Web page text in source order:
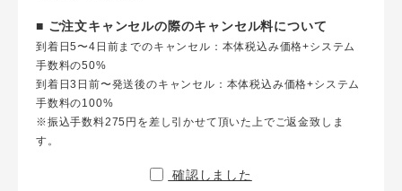
■ ご注文キャンセルの際のキャンセル料について
到着日5〜4日前までのキャンセル：本体税込み価格+システム
手数料の50%
到着日3日前〜発送後のキャンセル：本体税込み価格+システム
手数料の100%
※振込手数料275円を差し引かせて頂いた上でご返金致しま
す。
確認しました